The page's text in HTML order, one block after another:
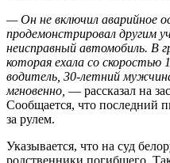
— Он не включил аварийное
продемонстрировал другим
неисправный автомобиль. В
которая ехала со
водитель, 30-летний
мгновенно, — рассказал на
Сообщается, что последний
за рулем.
Указывается, что на суд
родственники погибшего.